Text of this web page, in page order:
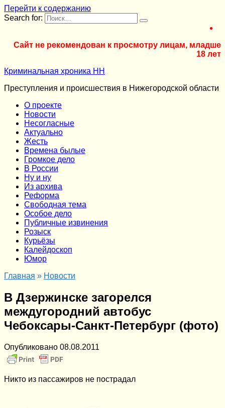
Перейти к содержанию
Search for:
Сайт не рекомендован к просмотру лицам, младше
18 лет
Криминальная хроника НН
Преступления и происшествия в Нижегородской области
О проекте
Новости
Несогласные
Актуально
Жесть
Времена былые
Громкое дело
В России
Ну и ну
Из архива
Реформа
Cвободная тема
Особое дело
Публичные извинения
Розыск
Курьёзы
Калейдоскоп
Юмор
Главная » Новости
В Дзержинске загорелся
междугородний автобус
Чебоксары-Санкт-Петербург (фото)
Опубликовано 08.08.2011
Никто из пассажиров не пострадал